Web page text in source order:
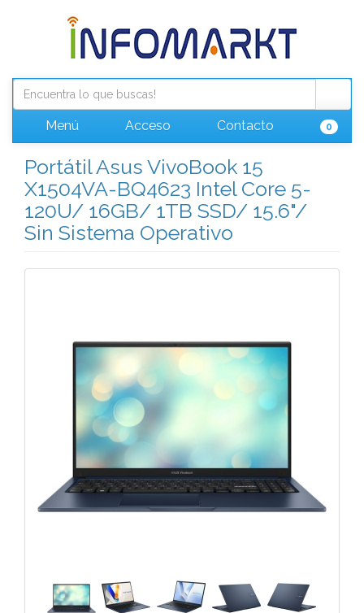
Menú Acceso Contacto 0
Portátil Asus VivoBook 15
X1504VA-BQ4623 Intel Core 5-
120U/ 16GB/ 1TB SSD/ 15.6"/
Sin Sistema Operativo